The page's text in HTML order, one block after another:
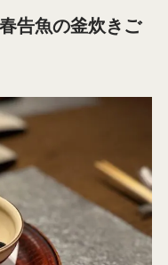
告魚の釜炊きご